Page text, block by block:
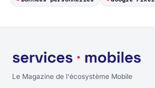
Le Magazine de l'écosystème Mobile